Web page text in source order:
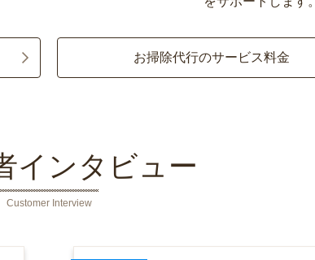
お掃除代行のサービス料金
インタビュー
Customer Interview